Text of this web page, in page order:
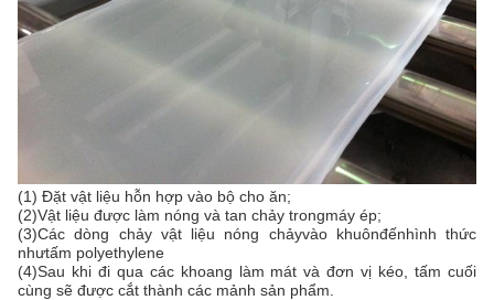
(1) Đặt vật liệu hỗn hợp vào bộ cho ăn;
(2)Vật liệu được làm nóng và tan chảy trongmáy ép;
(3)Các dòng chảy vật liệu nóng chảyvào khuônđếnhình thức
nhưtấm polyethylene
(4)Sau khi đi qua các khoang làm mát và đơn vị kéo, tấm cuối
cùng sẽ được cắt thành các mảnh sản phẩm.